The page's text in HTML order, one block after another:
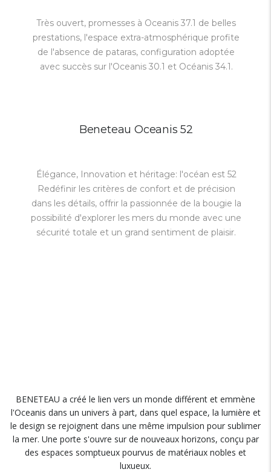
Très ouvert, promesses à Oceanis 37.1 de belles
prestations, l'espace extra-atmosphérique profite
de l'absence de pataras, configuration adoptée
avec succès sur l'Oceanis 30.1 et Océanis 34.1.
Beneteau Oceanis 52
Élégance, Innovation et héritage: l'océan est 52
Redéfinir les critères de confort et de précision
dans les détails, offrir la passionnée de la bougie la
possibilité d'explorer les mers du monde avec une
sécurité totale et un grand sentiment de plaisir.
BENETEAU a créé le lien vers un monde différent et emmène
l'Oceanis dans un univers à part, dans quel espace, la lumière et
le design se rejoignent dans une même impulsion pour sublimer
la mer. Une porte s'ouvre sur de nouveaux horizons, conçu par
des espaces somptueux pourvus de matériaux nobles et
luxueux.